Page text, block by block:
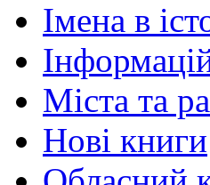
Імена в
Міста та
Нові книги